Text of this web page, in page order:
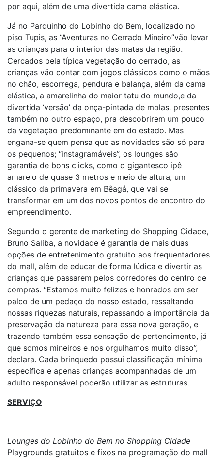
por aqui, além de uma divertida cama elástica.
Já no Parquinho do Lobinho do Bem, localizado no
piso Tupis, as “Aventuras no Cerrado Mineiro”vão levar
as crianças para o interior das matas da região.
Cercados pela típica vegetação do cerrado, as
crianças vão contar com jogos clássicos como o mãos
no chão, escorrega, pendura e balança, além da cama
elástica, a amarelinha do maior tatu do mundo,e da
divertida ‘versão’ da onça-pintada de molas, presentes
também no outro espaço, pra descobrirem um pouco
da vegetação predominante em do estado. Mas
engana-se quem pensa que as novidades são só para
os pequenos; “instagramáveis”, os lounges são
garantia de bons clicks, como o gigantesco ipê
amarelo de quase 3 metros e meio de altura, um
clássico da primavera em Bêagá, que vai se
transformar em um dos novos pontos de encontro do
empreendimento.
Segundo o gerente de marketing do Shopping Cidade,
Bruno Saliba, a novidade é garantia de mais duas
opções de entretenimento gratuito aos frequentadores
do mall, além de educar de forma lúdica e divertir as
crianças que passarem pelos corredores do centro de
compras. “Estamos muito felizes e honrados em ser
palco de um pedaço do nosso estado, ressaltando
nossas riquezas naturais, repassando a importância da
preservação da natureza para essa nova geração, e
trazendo também essa sensação de pertencimento, já
que somos mineiros e nos orgulhamos muito disso”,
declara. Cada brinquedo possui classificação mínima
específica e apenas crianças acompanhadas de um
adulto responsável poderão utilizar as estruturas.
SERVIÇO
Lounges do Lobinho do Bem no Shopping Cidade
Playgrounds gratuitos e fixos na programação do mall